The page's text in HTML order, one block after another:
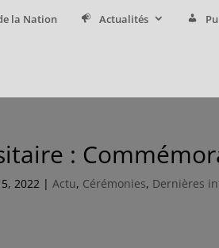
la Nation Actualités
:
5, 2022 |Actu, Cérémonies, Dernières